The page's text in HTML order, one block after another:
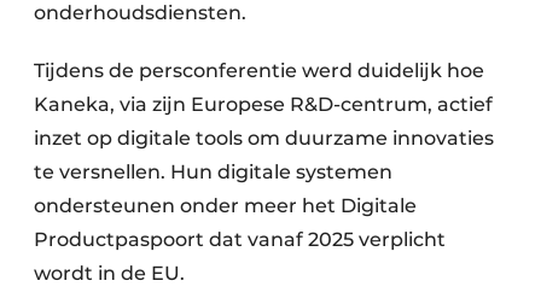
onderhoudsdiensten.
Tijdens de persconferentie werd duidelijk hoe
Kaneka, via zijn Europese R&D-centrum, actief
inzet op digitale tools om duurzame innovaties
te versnellen. Hun digitale systemen
ondersteunen onder meer het Digitale
Productpaspoort dat vanaf 2025 verplicht
wordt in de EU.